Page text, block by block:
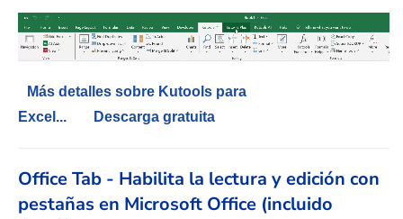
Más detalles sobre Kutools para
Excel...
Descarga gratuita
Office Tab - Habilita la lectura y edición con
pestañas en Microsoft Office (incluido